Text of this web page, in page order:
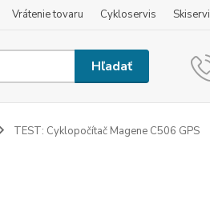
Vrátenie tovaru Cykloservis
Hľadať
TEST: Cyklopočítač Magene C506 GPS